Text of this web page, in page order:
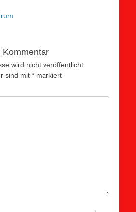
Kommentar
wird nicht veröffentlicht.
sind mit * markiert